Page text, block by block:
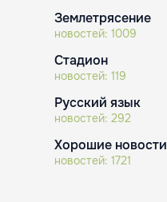
Землетрясение
новостей: 1009
Стадион
новостей: 119
Русский язык
новостей: 292
Хорошие новости
новостей: 1721